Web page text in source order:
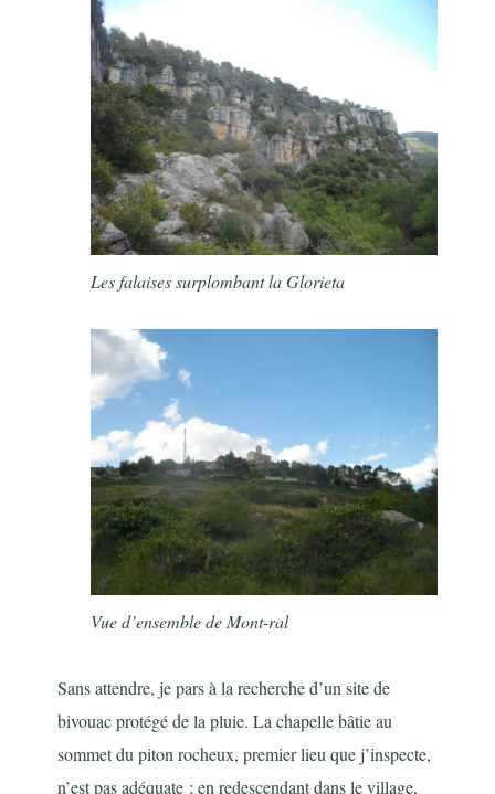
Les falaises surplombant la Glorieta
Vue d’ensemble de Mont-ral
Sans attendre, je pars à la recherche d’un site de
bivouac protégé de la pluie. La chapelle bâtie au
sommet du piton rocheux, premier lieu que j’inspecte,
n’est pas adéquate ; en redescendant dans le village,